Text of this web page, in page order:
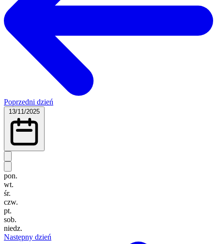
Poprzedni dzień
13/11/2025
pon.
wt.
śr.
czw.
pt.
sob.
niedz.
Następny dzień